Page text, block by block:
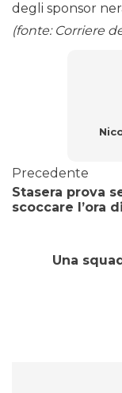
degli sponsor
(fonte: Corriere
Precedente
Stasera prova
scoccare l’ora
Una